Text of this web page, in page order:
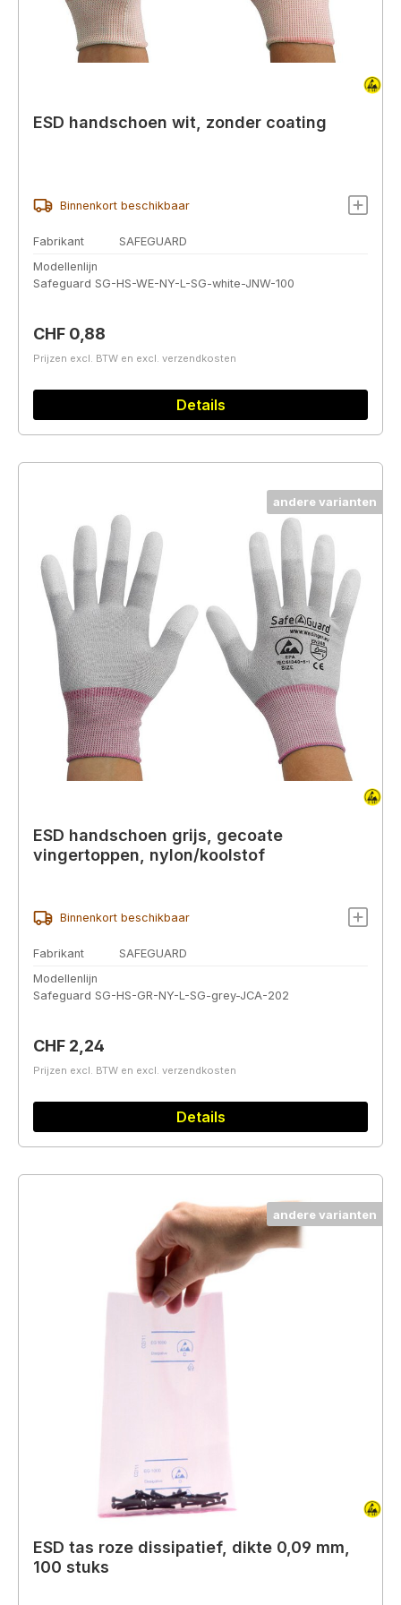
ESD handschoen wit, zonder coating
Binnenkort beschikbaar
Fabrikant
SAFEGUARD
Modellenlijn
Safeguard SG-HS-WE-NY-L-SG-white-JNW-100
Normale prijs:
CHF 0,88
Prijzen excl. BTW en excl. verzendkosten
Details
andere varianten
ESD handschoen grijs, gecoate
vingertoppen, nylon/koolstof
Binnenkort beschikbaar
Fabrikant
SAFEGUARD
Modellenlijn
Safeguard SG-HS-GR-NY-L-SG-grey-JCA-202
Normale prijs:
CHF 2,24
Prijzen excl. BTW en excl. verzendkosten
Details
andere varianten
ESD tas roze dissipatief, dikte 0,09 mm,
100 stuks